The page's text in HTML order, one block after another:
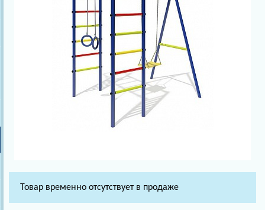
Товар временно отсутствует в продаже